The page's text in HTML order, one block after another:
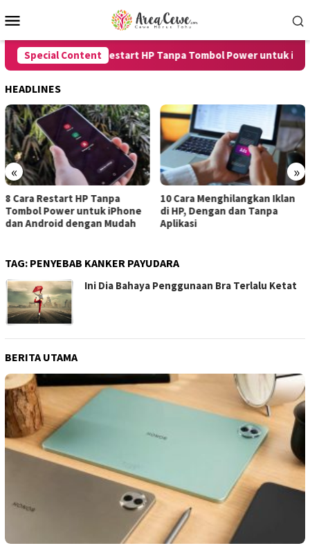
to
Menu
Special Content
8 Cara Restart HP Tanpa Tombol Power untuk
HEADLINES
« »
8 Cara Restart HP Tanpa
Tombol Power untuk iPhone
dan Android dengan Mudah
10 Cara Menghilangkan Iklan
di HP, Dengan dan Tanpa
Aplikasi
TAG: PENYEBAB KANKER PAYUDARA
Ini Dia Bahaya Penggunaan Bra Terlalu Ketat
BERITA UTAMA